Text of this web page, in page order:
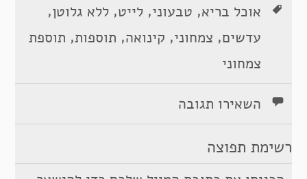
אוכל בריא, טבעוני,לייט,ללא גלוטן,
עדשים, צמחוני, קינואה, תוספות, תוספת
צמחוני
השאירו תגובה
רשימת תפוצה